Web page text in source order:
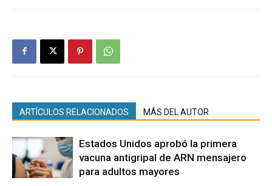
ARTÍCULOS RELACIONADOS MÁS DEL AUTOR
Estados Unidos aprobó la primera
vacuna antigripal de ARN mensajero
para adultos mayores